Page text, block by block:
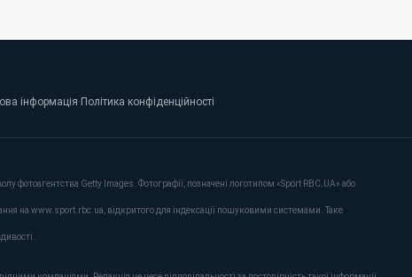
інформація· Політика конфіденційності·
фотоагентства Getty Images. Фотографії, позначені логотипом «Sport RBC.UA» або
на www.sport.rbc.ua, відкритого для індексації пошуковими системами. Таке